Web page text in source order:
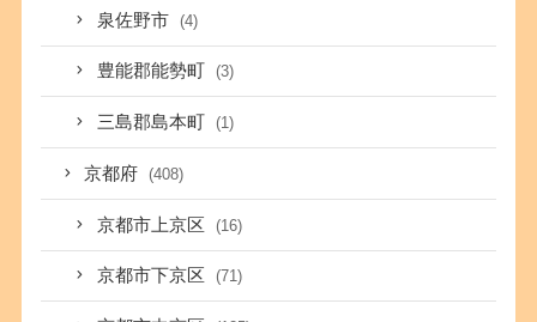
泉佐野市 (4)
豊能郡能勢町 (3)
三島郡島本町 (1)
京都府 (408)
京都市上京区 (16)
京都市下京区 (71)